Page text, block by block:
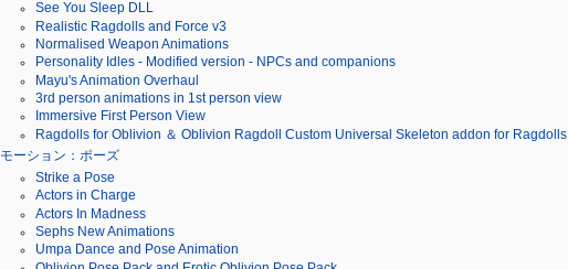
See You Sleep DLL
Realistic Ragdolls and Force v3
Normalised Weapon Animations
Personality Idles - Modified version - NPCs and companions
Mayu's Animation Overhaul
3rd person animations in 1st person view
Immersive First Person View
Ragdolls for Oblivion ＆ Oblivion Ragdoll Custom Universal Skeleton addon for Ragdolls
モーション：ポーズ
Strike a Pose
Actors in Charge
Actors In Madness
Sephs New Animations
Umpa Dance and Pose Animation